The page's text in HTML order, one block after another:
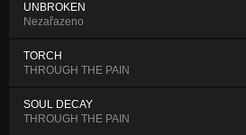
UNBROKEN
Nezařazeno
TORCH
THROUGH THE PAIN
SOUL DECAY
THROUGH THE PAIN